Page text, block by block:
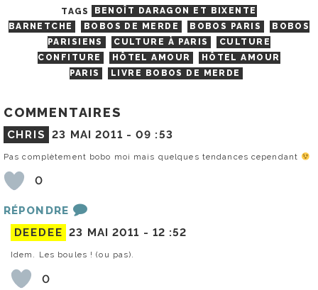
TAGS
BENOÎT DARAGON ET BIXENTE
BARNETCHE
BOBOS DE MERDE BOBOS PARIS
BOBOS
PARISIENS
CULTURE À PARIS
CULTURE
CONFITURE
HÔTEL AMOUR
HÔTEL AMOUR
PARIS
LIVRE BOBOS DE MERDE
COMMENTAIRES
CHRIS 23 MAI 2011 -09 :53
Pas complètement bobo moi mais quelques tendances cependant
0
RÉPONDRE
DEEDEE 23 MAI 2011 - 12 :52
Idem. Les boules ! (ou pas).
0